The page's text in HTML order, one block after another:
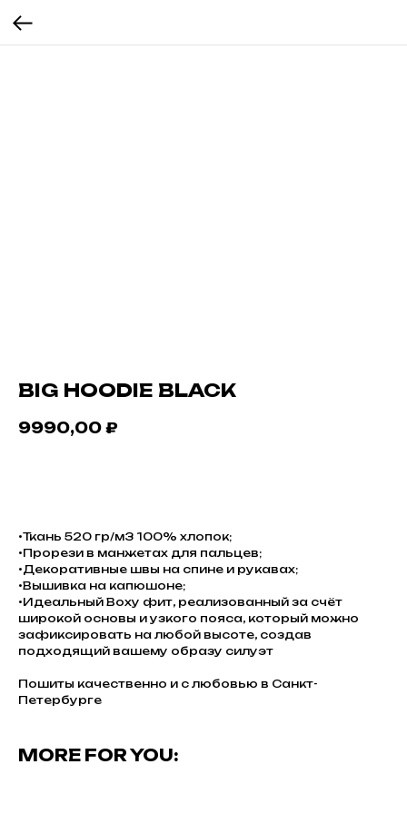
BIG HOODIE BLACK
9990,00 ₽
•Ткань 520 гр/м3 100% хлопок;
•Прорези в манжетах для пальцев;
•Декоративные швы на спине и рукавах;
•Вышивка на капюшоне;
•Идеальный Boxy фит, реализованный за счёт
широкой основы и узкого пояса, который можно
зафиксировать на любой высоте, создав
подходящий вашему образу силуэт
Пошиты качественно и с любовью в Санкт-
Петербурге
MORE FOR YOU: